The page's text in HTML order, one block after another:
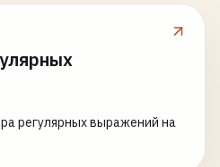
регулярных выражений на